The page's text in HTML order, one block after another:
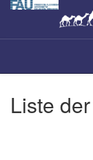
Zum
Liste